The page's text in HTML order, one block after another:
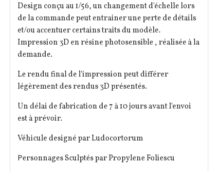
Design conçu au 1/56, un changement d'échelle lors
de la commande peut entrainer une perte de détails
et/ou accentuer certains traits du modèle.
Impression 3D en résine photosensible , réalisée à la
demande.
Le rendu final de l'impression peut différer
légèrement des rendus 3D présentés.
Un délai de fabrication de 7 à 10 jours avant l'envoi
est à prévoir.
Véhicule designé par Ludocortorum
Personnages Sculptés par Propylene Foliescu